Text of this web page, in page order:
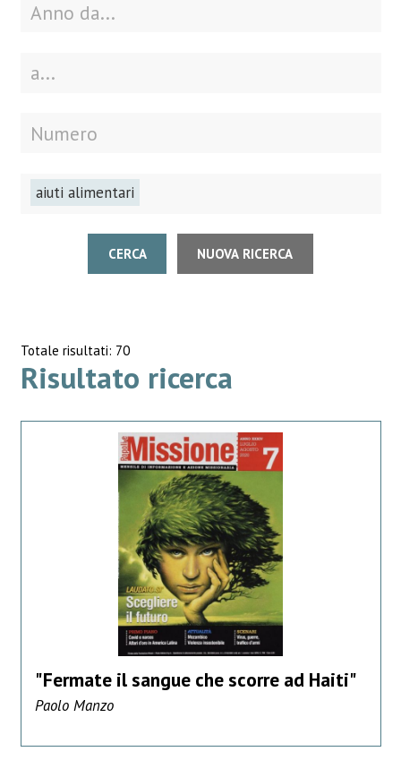
aiuti alimentari
CERCA NUOVA RICERCA
Totale risultati: 70
Risultato ricerca
"Fermate il sangue che scorre ad Haiti"
Paolo Manzo